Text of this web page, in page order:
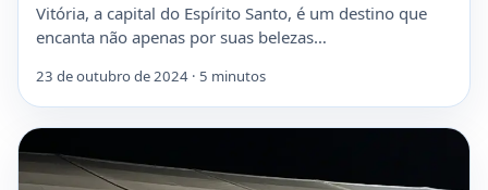
Vitória, a capital do Espírito Santo, é um destino que
encanta não apenas por suas belezas…
23 de outubro de 2024 · 5 minutos